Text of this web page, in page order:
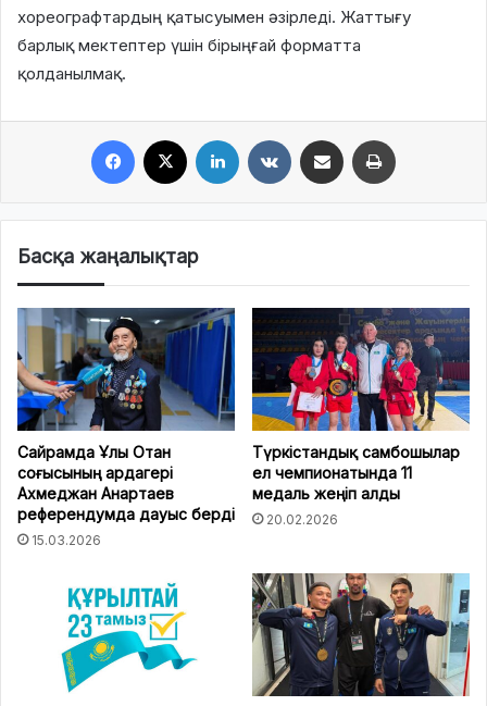
хореографтардың қатысуымен әзірледі. Жаттығу
барлық мектептер үшін бірыңғай форматта
қолданылмақ.
Басқа жаңалықтар
Сайрамда Ұлы Отан
соғысының ардагері
Ахмеджан Анартаев
референдумда дауыс берді
15.03.2026
Түркістандық самбошылар
ел чемпионатында 11
медаль жеңіп алды
20.02.2026